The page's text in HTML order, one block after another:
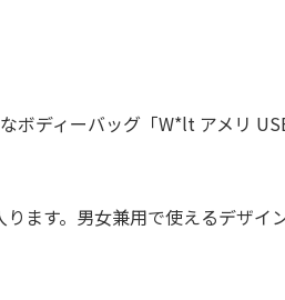
ボディーバッグ「W*lt アメリ
ます。男女兼用で使えるデザイ